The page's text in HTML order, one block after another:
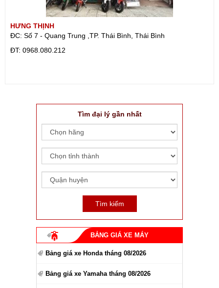
HƯNG THỊNH
ĐC: Số 7 - Quang Trung ,TP. Thái Bình, Thái Bình
ÐT: 0968.080.212
Tìm đại lý gần nhất
BẢNG GIÁ XE MÁY
Bảng giá xe Honda tháng 08/2026
Bảng giá xe Yamaha tháng 08/2026